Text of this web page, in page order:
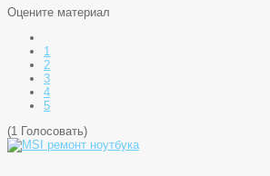
Оцените материал
1
2
3
4
5
(1 Голосовать)